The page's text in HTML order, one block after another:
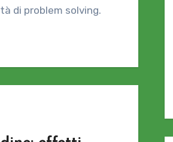
di problem solving.